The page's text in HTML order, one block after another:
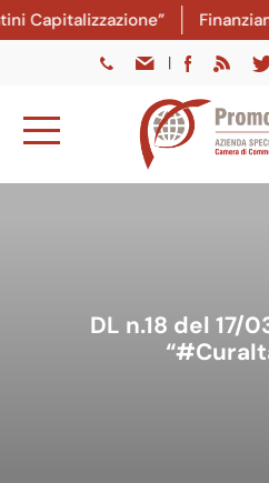
Finanziamenti
|
DL n.18 del 17/